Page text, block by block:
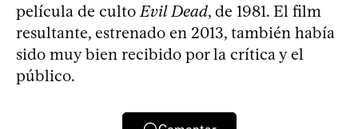
película de cultoEvil Dead, de 1981. El film
resultante, estrenado en 2013, también había
sido muy bien recibido por la crítica y el
público.